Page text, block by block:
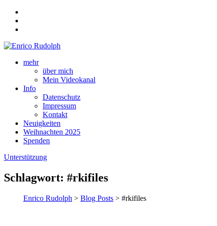
mehr
über mich
Mein Videokanal
Info
Datenschutz
Impressum
Kontakt
Neuigkeiten
Weihnachten 2025
Spenden
Unterstützung
Schlagwort: #rkifiles
Enrico Rudolph > Blog Posts > #rkifiles